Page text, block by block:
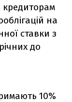
кредиторам
на
ставки з
до
10%